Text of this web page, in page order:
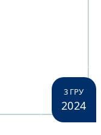
3 ГРУ
2024